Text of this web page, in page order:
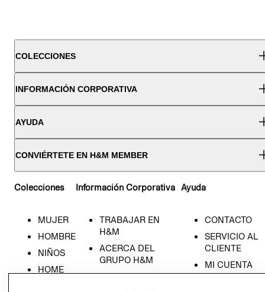
COLECCIONES
INFORMACIÓN CORPORATIVA
AYUDA
CONVIÉRTETE EN H&M MEMBER
Colecciones
MUJER
HOMBRE
NIÑOS
HOME
Información Corporativa
TRABAJAR EN
H&M
ACERCA DEL
GRUPO H&M
RESPONSABILIDAD
Ayuda
CONTACTO
SERVICIO AL
CLIENTE
MI CUENTA